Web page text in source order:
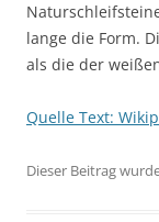
lange die Form.
als die der
Quelle Text:
Dieser Beitrag